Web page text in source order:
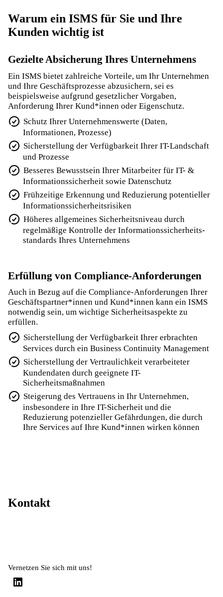
Warum ein ISMS für Sie und Ihre
Kunden wichtig ist
Gezielte Absicherung Ihres Unternehmens
Ein ISMS bietet zahlreiche Vorteile, um Ihr Unternehmen
und Ihre Geschäfts­prozesse abzusichern, sei es
beispielsweise aufgrund gesetzlicher Vorgaben,
Anforderung Ihrer Kund*innen oder Eigenschutz.
Schutz Ihrer Unternehmenswerte (Daten,
Informationen, Prozesse)
Sicherstellung der Verfügbarkeit Ihrer IT-Landschaft
und Prozesse
Besseres Bewusstsein Ihrer Mitarbeiter für IT- &
Informations­sicherheit sowie Datenschutz
Frühzeitige Erkennung und Reduzierung potentieller
Informations­sicherheits­risiken
Höheres allgemeines Sicherheitsniveau durch
regelmäßige Kontrolle der Informations­sicherheits­
standards Ihres Unternehmens
Erfüllung von Compliance-Anforderungen
Auch in Bezug auf die Compliance-Anforderungen Ihrer
Geschäfts­partner*innen und Kund*innen kann ein ISMS
notwendig sein, um wichtige Sicherheits­aspekte zu
erfüllen.
Sicherstellung der Verfügbarkeit Ihrer erbrachten
Services durch ein Business Continuity Management
Sicherstellung der Vertraulichkeit verarbeiteter
Kundendaten durch geeignete IT-
Sicherheitsmaßnahmen
Steigerung des Vertrauens in Ihr Unternehmen,
insbesondere in Ihre IT-Sicherheit und die
Reduzierung potenzieller Gefährdungen, die durch
Ihre Services auf Ihre Kund*innen wirken können
Kontakt
Vernetzen Sie sich mit uns!